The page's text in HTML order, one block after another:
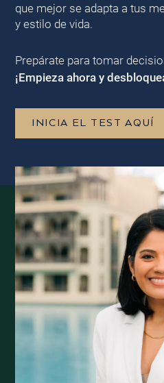
que mejor se adapta a tus
y estilo de vida.
Prepárate para tomar
¡Empieza ahora y
INICIA EL TEST AQUÍ